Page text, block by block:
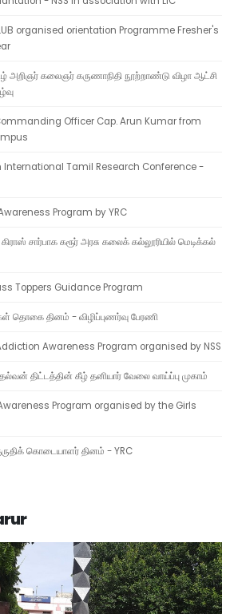
organised orientation Programme Fresher's
அறிஞர் கலைஞர் கருணாநிதி நூற்றாண்டு விழா ஆட்சி
Officer Cap. Arun Kumar from
International Tamil Research Conference -
Program by YRC
சார்பாக கரூர் அரசு கலைக் கல்லூரியில் மெடிக்கல்
Toppers Guidance Program
தொகை தினம் - விழிப்புணர்வு பேரணி
Awareness Program organised by NSS
திட்டத்தின் கீழ் தனியார் வேலை வாய்ப்பு முகாம்
Program organised by the Girls
கொடையாளர் தினம் - YRC